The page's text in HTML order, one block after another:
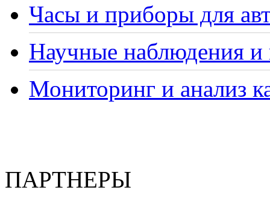
Часы и приборы для
Научные наблюдения и
Мониторинг и анализ
ПАРТНЕРЫ